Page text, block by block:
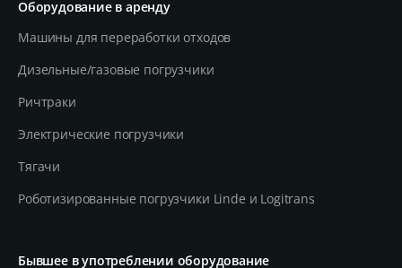
Оборудование в аренду
Машины для переработки отходов
Дизельные/газовые погрузчики
Ричтраки
Электрические погрузчики
Тягачи
Роботизированные погрузчики Linde и Logitrans
Бывшее в употреблении оборудование